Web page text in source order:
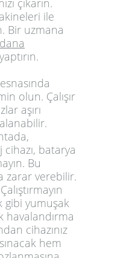
çıkarın.
ile
Bir uzmana
olun. Çalışır
aşırı
cihazı, batarya
Bu
zarar verebilir.
gibi yumuşak
havalandırma
cihazınız
hem